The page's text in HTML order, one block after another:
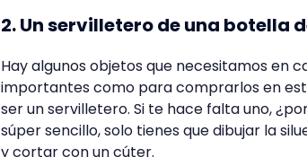
2. Un servilletero de una botella
Hay algunos objetos que necesitamos en
importantes como para comprarlos en
ser un servilletero. Si te hace falta uno,
súper sencillo, solo tienes que dibujar la
y cortar con un cúter.